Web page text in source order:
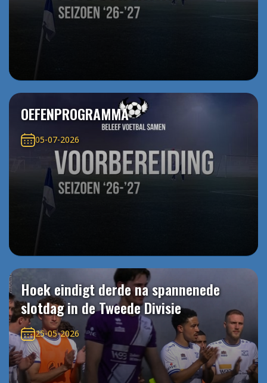
OEFENPROGRAMMA
05-07-2026
Hoek eindigt derde na spannenede
slotdag in de Tweede Divisie
25-05-2026